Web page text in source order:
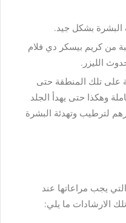
البشرة بشكل جيد.
من كريم بيسكر دي فلام
الليزر.
على تلك المنطقة حتى
وهكذا حتى يهدأ الجلد
لترطيب وتهدئة البشرة
يجب مراعاتها عند
الارشادات ما يلي: